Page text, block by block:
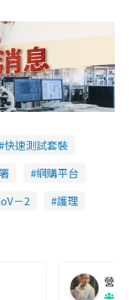
快速測試套裝
網購平台
－2 護理
營養